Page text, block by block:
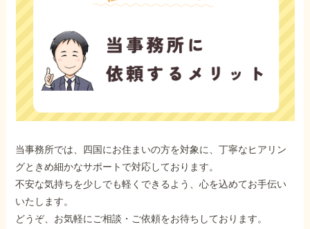
当事務所では、四国にお住まいの方を対象に、丁寧なヒアリン
グときめ細かなサポートで対応しております。
不安な気持ちを少しでも軽くできるよう、心を込めてお手伝い
いたします。
どうぞ、お気軽にご相談・ご依頼をお待ちしております。